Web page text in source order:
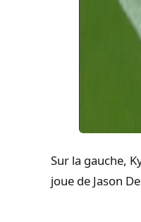
Sur la gauche,
joue de Jason